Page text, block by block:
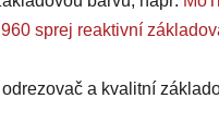
sprej reaktivní
a kvalitní